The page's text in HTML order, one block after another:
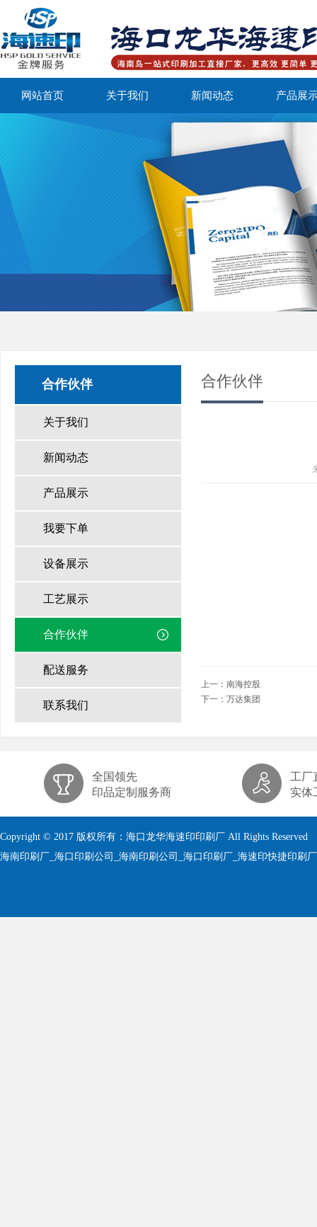
网站首页 关于我们 新闻动态 产品展
合作伙伴
关于我们
新闻动态
产品展示
我要下单
设备展示
工艺展示
合作伙伴
配送服务
联系我们
合作伙伴
上一： 南海控股
下一： 万达集团
全国领先
印品定制服务商
工厂
实体
Copyright © 2017 版权所有：海口龙华海速印印刷厂 All Rights Reserved
海南印刷厂_海口印刷公司_海南印刷公司_海口印刷厂_海速印快捷印刷厂